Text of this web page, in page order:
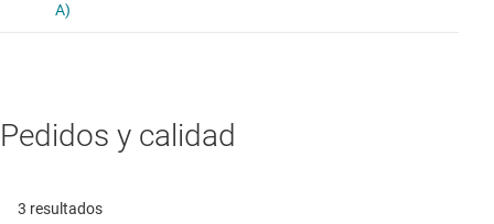
Pedidos y calidad